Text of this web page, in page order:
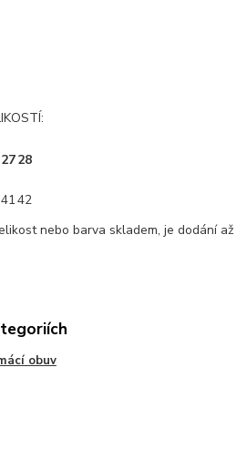
2728
4142
nebo barva skladem, je dodání až
obuv